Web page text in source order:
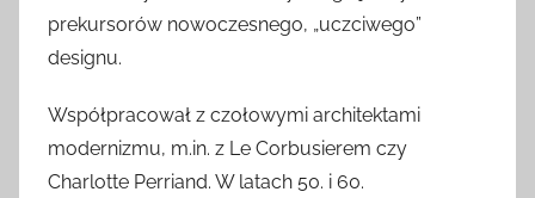
prekursorów nowoczesnego, „uczciwego”
designu.
Współpracował z czołowymi architektami
modernizmu, m.in. z Le Corbusierem czy
Charlotte Perriand. W latach 50. i 60.